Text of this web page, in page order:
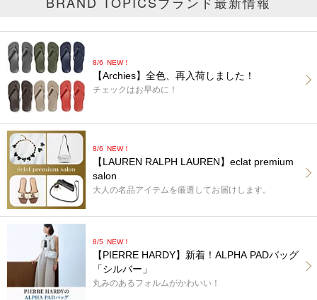
8/6 NEW！
【Archies】全色、再入荷しました！
チェックはお早めに！
8/6 NEW！
【LAUREN RALPH LAUREN】eclat premium
salon
大人の名品アイテムを厳選してお届けします。
8/5 NEW！
【PIERRE HARDY】新着！ALPHA PADバッグ
「シルバー」
丸みのあるフォルムがかわいい！